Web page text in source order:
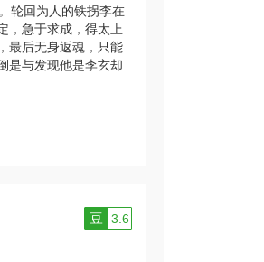
轮回为人的铁拐李在
，急于求成，得太上
最后无身返魂，只能
是与发现他是李玄却
豆 3.6